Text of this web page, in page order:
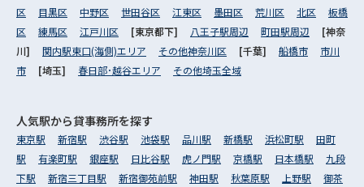
区
目黒区 中野区 世田谷区 江東区 墨田区 荒川区 北区
板橋
区
練馬区 江戸川区 [東京都下] 八王子駅周辺 町田駅周辺
[神奈
川] 関内駅東口(海側)エリア その他神奈川区 [千葉] 船橋市
市川
市
[埼玉] 春日部･越谷エリア その他埼玉全域
人気駅から貸事務所を探す
東京駅 新宿駅 渋谷駅 池袋駅 品川駅 新橋駅 浜松町駅
田町
駅
有楽町駅 銀座駅 日比谷駅 虎ノ門駅 京橋駅 日本橋駅
九段
下駅
新宿三丁目駅 新宿御苑前駅 神田駅 秋葉原駅 上野駅
御茶